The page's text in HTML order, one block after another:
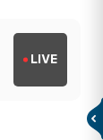
LIVE